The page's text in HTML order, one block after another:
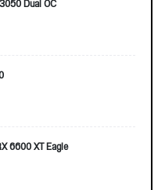
6600 XT Eagle